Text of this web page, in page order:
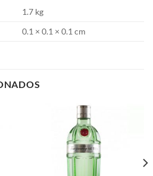
1.7 kg
0.1 × 0.1 × 0.1 cm